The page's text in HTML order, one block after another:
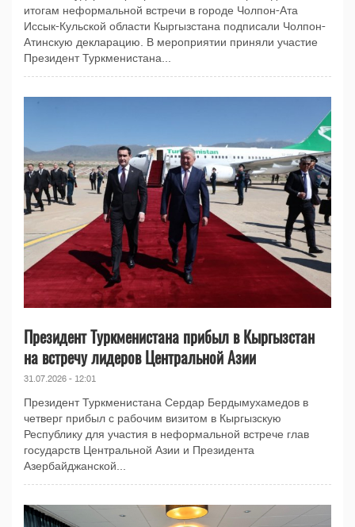
итогам неформальной встречи в городе Чолпон-Ата
Иссык-Кульской области Кыргызстана подписали Чолпон-
Атинскую декларацию. В мероприятии приняли участие
Президент Туркменистана...
Президент Туркменистана прибыл в Кыргызстан
на встречу лидеров Центральной Азии
31.07.2026 - 12:01
Президент Туркменистана Сердар Бердымухамедов в
четверг прибыл с рабочим визитом в Кыргызскую
Республику для участия в неформальной встрече глав
государств Центральной Азии и Президента
Азербайджанской...